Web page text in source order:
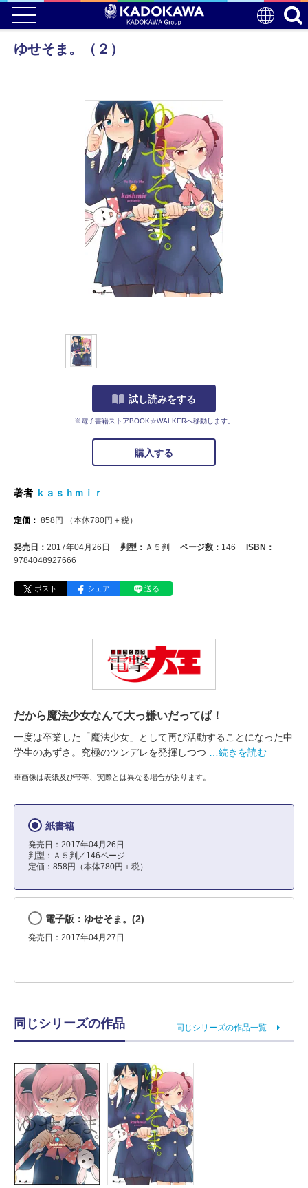
ゆせそま。（２）
試し読みをする
※電子書籍ストアBOOK☆WALKERへ移動します。
購入する
著者 ｋａｓｈｍｉｒ
定価： 858円 （本体780円＋税）
発売日： 2017年04月26日 判型： Ａ５判 ページ数： 146
ISBN：
9784048927666
ポスト シェア 送る
だから魔法少女なんて大っ嫌いだってば！
一度は卒業した「魔法少女」として再び活動することになった中
学生のあずさ。究極のツンデレを発揮しつつ
…続きを読む
※画像は表紙及び帯等、実際とは異なる場合があります。
紙書籍
発売日：2017年04月26日
判型：Ａ５判／146ページ
定価：858円（本体780円＋税）
電子版：ゆせそま。(2)
発売日：2017年04月27日
同じシリーズの作品 同じシリーズの作品一覧